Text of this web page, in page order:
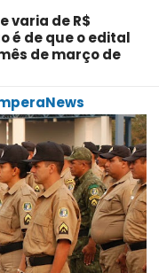
varia de R$
é de que o edital
de março de